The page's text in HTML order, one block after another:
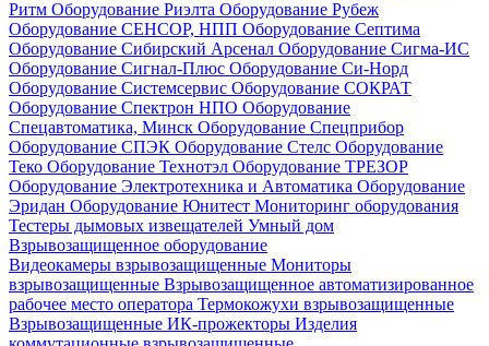
Ритм Оборудование Риэлта Оборудование Рубеж
Оборудование СЕНСОР, НПП Оборудование Септима
Оборудование Сибирский Арсенал Оборудование Сигма-ИС
Оборудование Сигнал-Плюс Оборудование Си-Норд
Оборудование Системсервис Оборудование СОКРАТ
Оборудование Спектрон НПО Оборудование
Спецавтоматика, Минск Оборудование Спецприбор
Оборудование СПЭК Оборудование Стелс Оборудование
Теко Оборудование Технотэл Оборудование ТРЕЗОР
Оборудование Электротехника и Автоматика Оборудование
Эридан Оборудование Юнитест Мониторинг оборудования
Тестеры дымовых извещателей Умный дом
Взрывозащищенное оборудование
Видеокамеры взрывозащищенные Мониторы
взрывозащищенные Взрывозащищенное автоматизированное
рабочее место оператора Термокожухи взрывозащищенные
Взрывозащищенные ИК-прожекторы Изделия